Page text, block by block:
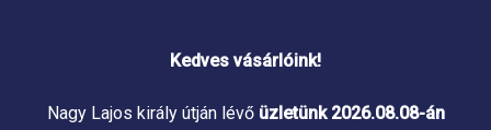
Kedves vásárlóink!
Nagy Lajos király útján lévő üzletünk 2026.08.08-án